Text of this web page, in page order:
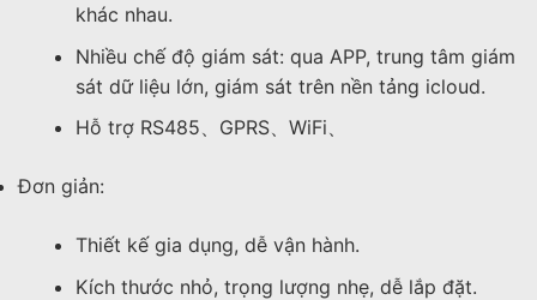
khác nhau.
Nhiều chế độ giám sát: qua APP, trung tâm giám
sát dữ liệu lớn, giám sát trên nền tảng icloud.
Hỗ trợ RS485、GPRS、WiFi、
Đơn giản:
Thiết kế gia dụng, dễ vận hành.
Kích thước nhỏ, trọng lượng nhẹ, dễ lắp đặt.